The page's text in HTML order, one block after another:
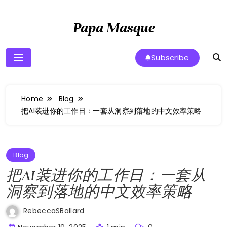
Papa Masque
Subscribe
Home
Blog
把AI装进你的工作日：一套从洞察到落地的中文效率策略
Blog
把AI装进你的工作日：一套从
洞察到落地的中文效率策略
RebeccaSBallard